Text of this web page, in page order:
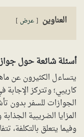
العناوين عرض
أسئلة شائعة حول
يتساءل الكثيرون عن
كاريبي؛ وتتركز
المزايا الضريبية
وفيما يتعلق بالتكلفة،